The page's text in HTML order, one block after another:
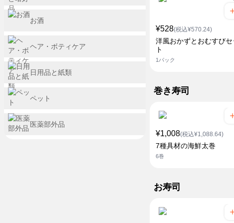
¥528(税込¥570.24)
洋風おかずとおむすびセ
ト
1パック
巻き寿司
¥1,008(税込¥1,088.64)
7種具材の海鮮太巻
6巻
お寿司
お酒
ヘア・ボティケア
日用品と紙類
ペット
医薬部外品